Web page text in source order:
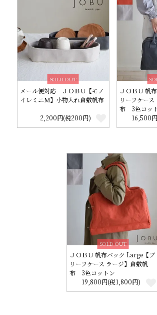
SOLD OUT
メール便対応 ＪＯＢＵ【モノ
イレミニＭ】小物入れ倉敷帆布
2,200円(税200円)
ＪＯＢＵ 帆
リーフケー
布 3色コッ
16,500
SOLD OUT
ＪＯＢＵ 帆布バック Large【ブ
リーフケース ラージ】倉敷帆
布 3色コットン
19,800円(税1,800円)